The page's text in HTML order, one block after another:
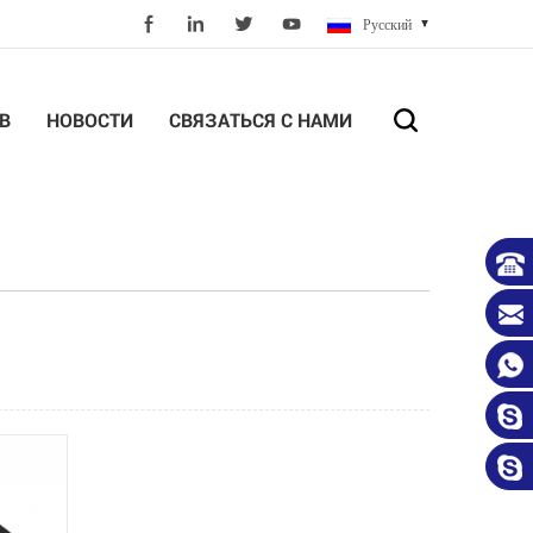
Русский
НОВОСТИ СВЯЗАТЬСЯ С НАМИ